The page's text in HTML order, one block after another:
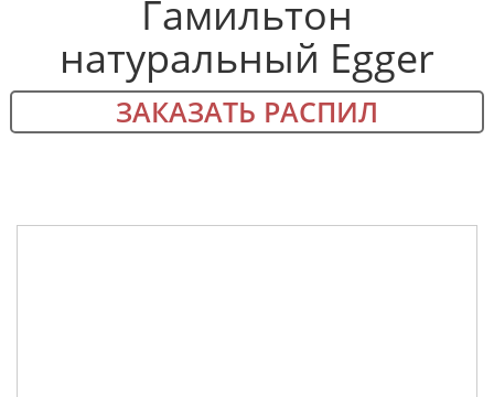
Гамильтон
натуральный Egger
ЗАКАЗАТЬ РАСПИЛ